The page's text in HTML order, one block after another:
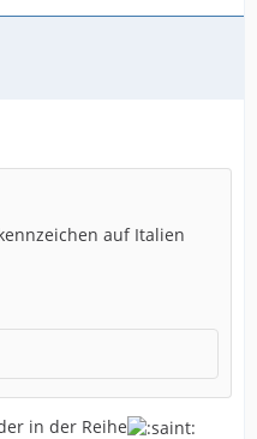
auf Italien
in der Reihe